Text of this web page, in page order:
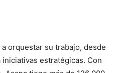
orquestar su trabajo, desde
estratégicas. Con